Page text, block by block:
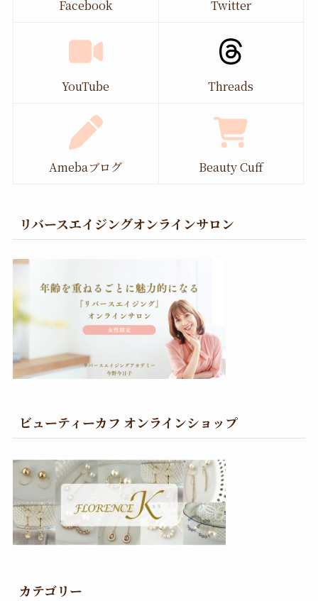
Facebook Twitter
YouTube Threads
Amebaブログ Beauty Cuff
リバースエイジングオンラインサロン
ビューティーカフ オンラインショップ
カテゴリー